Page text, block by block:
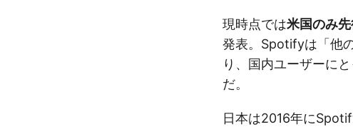
現時点では米国のみ
発表。Spotifyは「他
り、国内ユーザーに
だ。
日本は2016年に